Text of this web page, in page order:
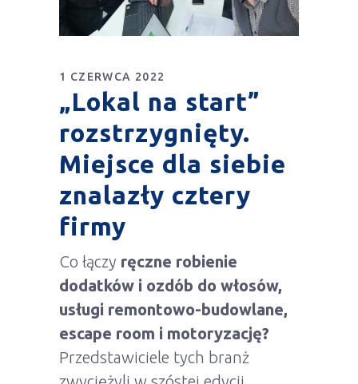
1 CZERWCA 2022
„Lokal na start”
rozstrzygnięty.
Miejsce dla siebie
znalazły cztery
firmy
Co łączy ręczne robienie
dodatków i ozdób do włosów,
usługi remontowo-budowlane,
escape room i motoryzację?
Przedstawiciele tych branż